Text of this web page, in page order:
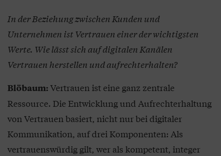
In der Beziehung zwischen Kunden und
Unternehmen ist Vertrauen einer der wichtigsten
Werte. Wie lässt sich auf digitalen Kanälen
Vertrauen herstellen und aufrechterhalten?
Blöbaum: Vertrauen ist eine ganz zentrale
Ressource. Die Entwicklung und Aufrechterhaltung
von Vertrauen basiert, nicht nur bei digitaler
Kommunikation, auf drei Komponenten: Als
vertrauenswürdig gilt, wer als kompetent, integer